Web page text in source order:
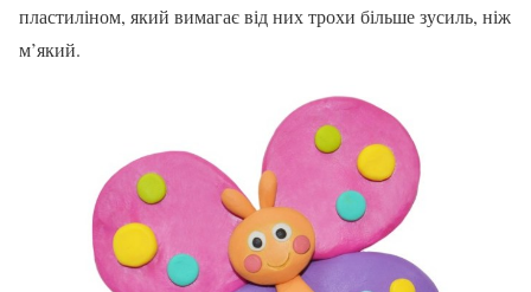
пластиліном, який вимагає від них трохи більше зусиль, ніж
м’який.